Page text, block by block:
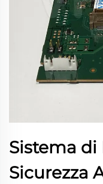
Sistema di
Sicurezza